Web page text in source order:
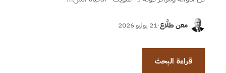
معن طلَّاع·21 يوليو 2026
قراءة البحث